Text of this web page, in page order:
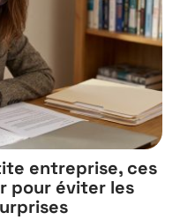
entreprise, ces
pour éviter les